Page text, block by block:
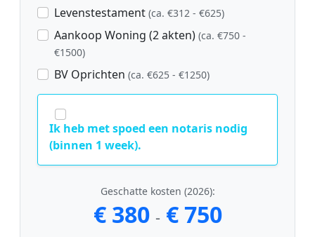
Levenstestament (ca. €312 - €625)
Aankoop Woning (2 akten) (ca. €750 -
€1500)
BV Oprichten (ca. €625 - €1250)
Ik heb met spoed een notaris nodig
(binnen 1 week).
Geschatte kosten (2026):
€ 380 - € 750